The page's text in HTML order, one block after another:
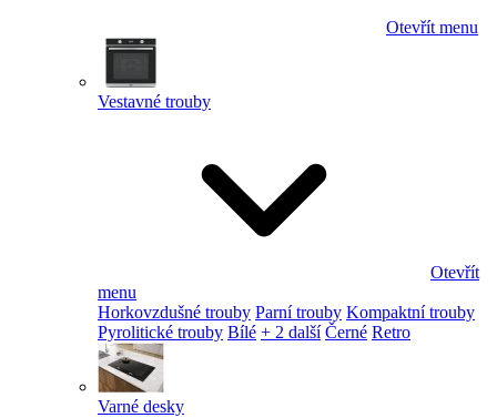
Otevřít menu
Vestavné trouby
Otevřít
menu
Horkovzdušné trouby Parní trouby Kompaktní trouby
Pyrolitické trouby Bílé + 2 další Černé Retro
Varné desky